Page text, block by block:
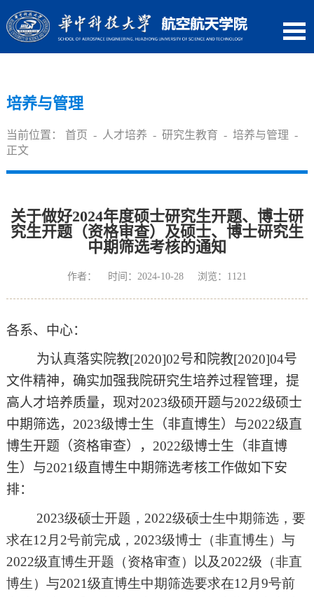
培养与管理
当前位置： 首页 - 人才培养 - 研究生教育 - 培养与管理 -
正文
关于做好2024年度硕士研究生开题、博士研
究生开题（资格审查）及硕士、博士研究生
中期筛选考核的通知
作者： 时间：2024-10-28 浏览： 1121
各系、中心：
为认真落实院教[2020]02号和院教[2020]04号
文件精神，确实加强我院研究生培养过程管理，提
高人才培养质量，现对2023级硕开题与2022级硕士
中期筛选， 2023级博士生（非直博生）与2022级直
博生开题（资格审查）， 2022级博士生（非直博
生）与2021级直博生中期筛选考核工作做如下安
排：
2023级硕士开题， 2022级硕士生中期筛选，要
求在12月 2号前完成， 2023级博士（非直博生）与
2022级直博生开题（资格审查）以及2022级（非直
博生）与2021级直博生中期筛选要求在12月 9号前